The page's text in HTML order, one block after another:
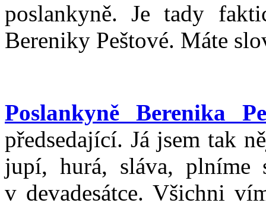
poslankyně. Je tady
Bereniky Peštové. Máte
Poslankyně Berenika
předsedající. Já jsem tak
jupí, hurá, sláva, plníme
v devadesátce. Všichni